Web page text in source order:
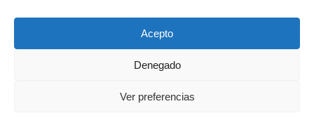
Acepto
Denegado
Ver preferencias
Aviso Legal
Política de privacidad
Politica de privacidad redes sociales